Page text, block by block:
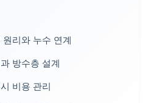
리와 누수 연계
방수층 설계
비용 관리